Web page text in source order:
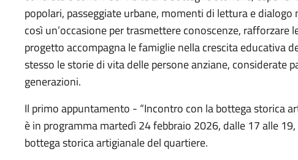
popolari, passeggiate urbane, momenti di lettura e
così un’occasione per trasmettere conoscenze, rafforzare
progetto accompagna le famiglie nella crescita educativa
stesso le storie di vita delle persone anziane, considerate
generazioni.
Il primo appuntamento - “Incontro con la bottega storica
è in programma martedì 24 febbraio 2026, dalle 17 alle
bottega storica artigianale del quartiere.